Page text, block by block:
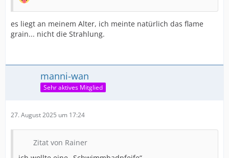
es liegt an meinem Alter, ich meinte natürlich das flame
grain... nicht die Strahlung.
manni-wan
Sehr aktives Mitglied
27. August 2025 um 17:24
Zitat von Rainer